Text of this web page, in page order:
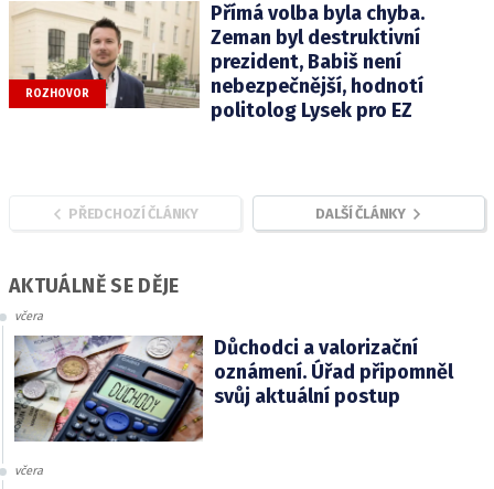
ROZHOVOR
Přímá volba byla chyba.
Zeman byl destruktivní
prezident, Babiš není
nebezpečnější, hodnotí
politolog Lysek pro EZ
PŘEDCHOZÍ ČLÁNKY DALŠÍ ČLÁNKY
AKTUÁLNĚ SE DĚJE
včera
Důchodci a valorizační
oznámení. Úřad připomněl
svůj aktuální postup
včera